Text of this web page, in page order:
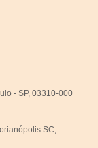
- SP, 03310-000
SC,